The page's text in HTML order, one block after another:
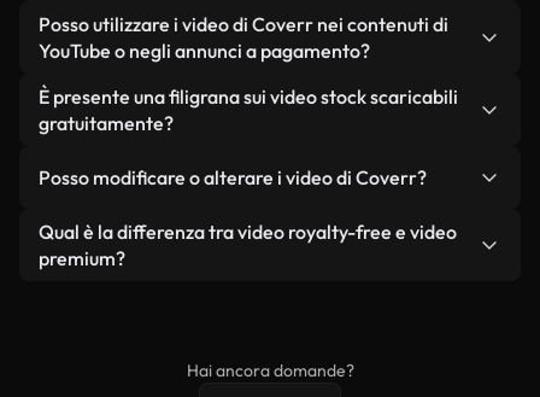
come LCP.
pochi secondi un video personalizzato in
conformità con i nostri standard di licenza.
Non è richiesto alcun riconoscimento dell'autore.
Tutti i video presenti nella nostra libreria sono
senza citare il creatore, sebbene sia sempre
gradito.
Posso utilizzare i video di Coverr nei contenuti di
YouTube o negli annunci a pagamento?
Sì. Tutti i filmati di Coverr possono essere utilizzati
in video monetizzati su YouTube, promozioni sui
condizione che non si rivendano o ridistribuiscano
È presente una filigrana sui video stock scaricabili
gratuitamente?
reali o generati dall'intelligenza artificiale, include
filigrane. Avrai a disposizione filmati puliti e pronti
all'uso.
Posso modificare o alterare i video di Coverr?
Sì. Siete liberi di tagliare, ritagliare o remixare i
nostri video. Assicuratevi solo che il prodotto
Qual è la differenza tra video royalty-free e video
premium?
Hai ancora domande?